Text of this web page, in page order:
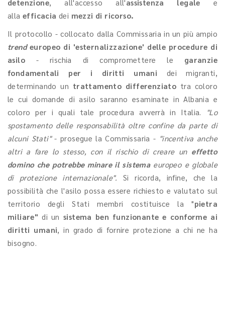
detenzione, all'accesso all'assistenza legale e
alla efficacia dei mezzi di ricorso.
Il protocollo - collocato dalla Commissaria in un più ampio
trendeuropeo di 'esternalizzazione' delle procedure di
asilo - rischia di compromettere le garanzie
fondamentali per i diritti umani dei migranti,
determinando un trattamento differenziato tra coloro
le cui domande di asilo saranno esaminate in Albania e
coloro per i quali tale procedura avverrà in Italia.
"Lo
spostamento delle responsabilità oltre confine da parte di
alcuni Stati"- prosegue la Commissaria - "incentiva anche
altri a fare lo stesso, con il rischio di creare un effetto
domino che potrebbe minare il sistemaeuropeo e globale
di protezione internazionale".Si ricorda, infine, che la
possibilità che l'asilo possa essere richiesto e valutato sul
territorio degli Stati membri costituisce la "pietra
miliare" di un sistema ben funzionante e conforme ai
diritti umani, in grado di fornire protezione a chi ne ha
bisogno.